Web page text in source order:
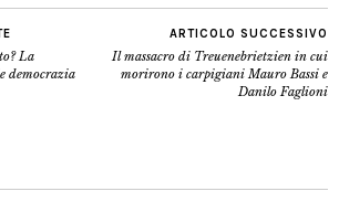
La
democrazia
ARTICOLO SUCCESSIVO
Il massacro di Treuenebrietzien in cui
morirono i carpigiani Mauro Bassi e
Danilo Faglioni